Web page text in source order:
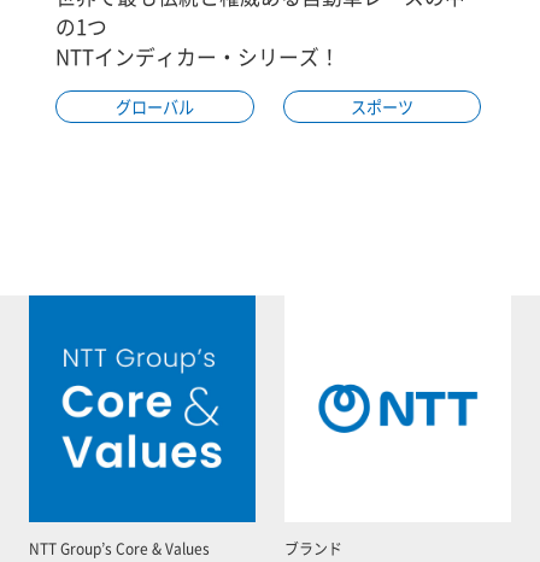
の1つ
NTTインディカー・シリーズ！
グローバル スポーツ
NTT Group’s Core & Values ブランド